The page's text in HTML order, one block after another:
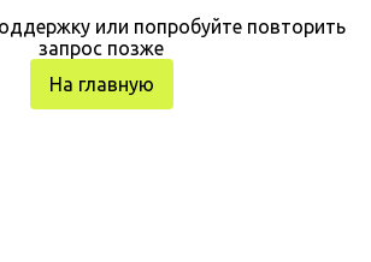
или попробуйте повторить
запрос позже
На главную